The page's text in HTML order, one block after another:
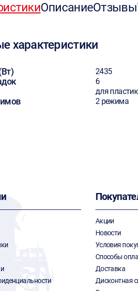
ОписаниеОтзывы
характеристики
2435
6
для
2 режима
Акции
Новости
Условия
Способы
Доставка
Дисконтная